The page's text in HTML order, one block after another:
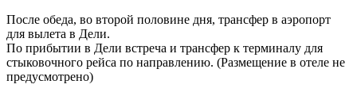
После обеда, во второй половине дня, трансфер в аэропорт
для вылета в Дели.
По прибытии в Дели встреча и трансфер к терминалу для
стыковочного рейса по направлению. (Размещение в отеле не
предусмотрено)